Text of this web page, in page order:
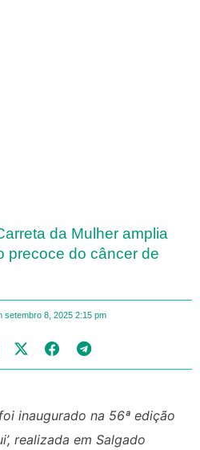
da Mulher amplia
precoce do câncer de
setembro 8, 2025 2:15 pm
realizada em Salgado